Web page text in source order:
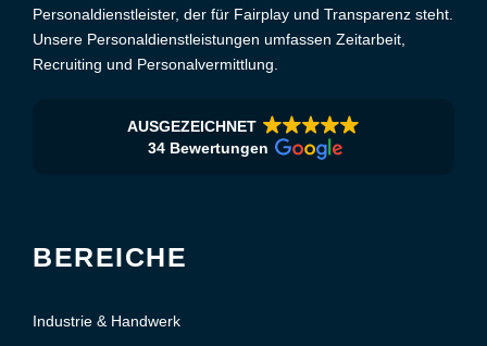
Personaldienstleister, der für Fairplay und Transparenz steht.
Unsere Personaldienstleistungen umfassen Zeitarbeit,
Recruiting und Personalvermittlung.
AUSGEZEICHNET
34 Bewertungen
BEREICHE
Industrie & Handwerk